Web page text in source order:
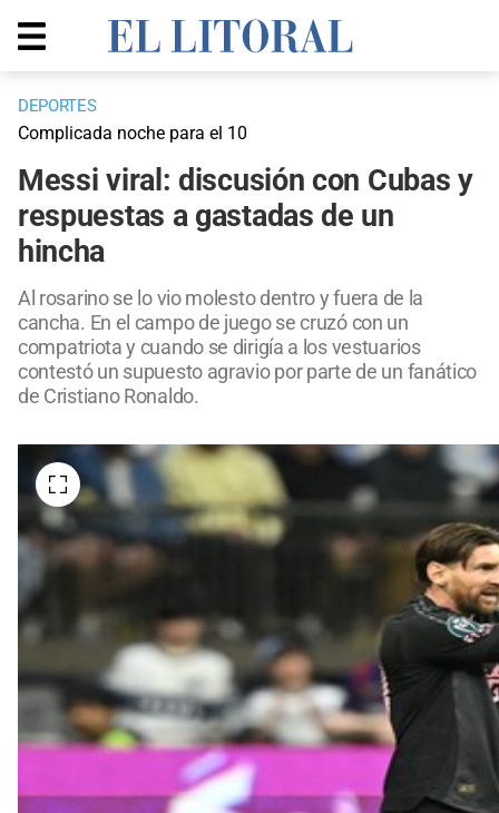
DEPORTES
Complicada noche para el 10
Messi viral: discusión con Cubas y
respuestas a gastadas de un
hincha
Al rosarino se lo vio molesto dentro y fuera de la
cancha. En el campo de juego se cruzó con un
compatriota y cuando se dirigía a los vestuarios
contestó un supuesto agravio por parte de un fanático
de Cristiano Ronaldo.